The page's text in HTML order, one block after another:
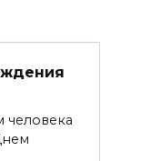
человека